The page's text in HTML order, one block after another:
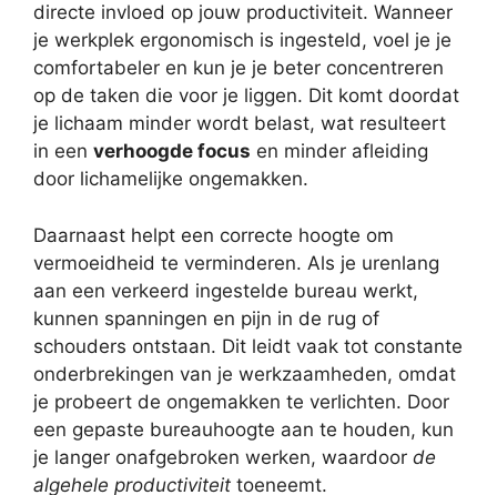
directe invloed op jouw productiviteit. Wanneer
je werkplek ergonomisch is ingesteld, voel je je
comfortabeler en kun je je beter concentreren
op de taken die voor je liggen. Dit komt doordat
je lichaam minder wordt belast, wat resulteert
in een verhoogde focus en minder afleiding
door lichamelijke ongemakken.
Daarnaast helpt een correcte hoogte om
vermoeidheid te verminderen. Als je urenlang
aan een verkeerd ingestelde bureau werkt,
kunnen spanningen en pijn in de rug of
schouders ontstaan. Dit leidt vaak tot constante
onderbrekingen van je werkzaamheden, omdat
je probeert de ongemakken te verlichten. Door
een gepaste bureauhoogte aan te houden, kun
je langer onafgebroken werken, waardoor de
algehele productiviteit toeneemt.